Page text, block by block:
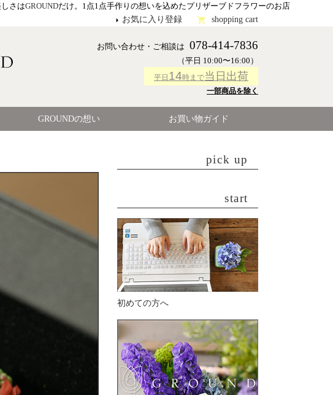
さはGROUNDだけ。1点1点手作りの想いを込めたプリザーブドフラワーのお店
お気に入り登録 shopping cart
お問い合わせ・ご相談は 078-414-7836
（平日 10:00〜16:00）
平日 14時まで当日出荷
一部商品を除く
GROUNDの想い お買い物ガイド
pick up
start
初めての方へ